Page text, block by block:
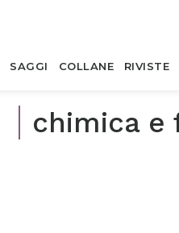
SAGGI COLLANE RIVISTE
chimica e